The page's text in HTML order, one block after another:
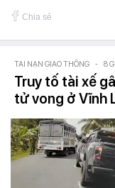
Chia sẻ
TAI NẠN GIAO THÔNG - 8
Truy tố tài xế
tử vong ở Vĩnh